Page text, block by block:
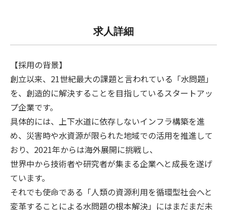
求人詳細
【採用の背景】
創立以来、21世紀最大の課題と言われている「水問題」
を、創造的に解決することを目指しているスタートアッ
プ企業です。
具体的には、上下水道に依存しないインフラ構築を進
め、災害時や水資源が限られた地域での活用を推進して
おり、2021年からは海外展開に挑戦し、
世界中から技術者や研究者が集まる企業へと成長を遂げ
ています。
それでも使命である「人類の資源利用を循環型社会へと
変革することによる水問題の根本解決」にはまだまだ未